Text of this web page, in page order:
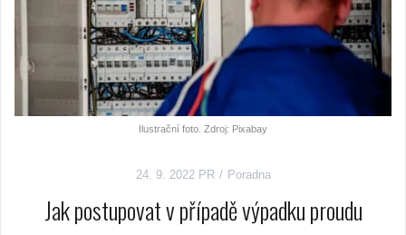
Ilustrační foto. Zdroj: Pixabay
24. 9. 2022 PR Poradna
Jak postupovat v případě výpadku proudu